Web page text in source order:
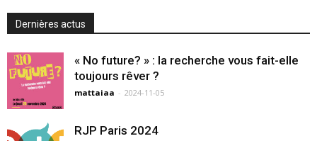
Dernières actus
« No future? » : la recherche vous fait-elle
toujours rêver ?
mattaiaa - 2024-11-05
RJP Paris 2024